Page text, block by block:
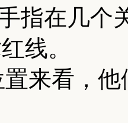
指在几个
线。
置来看，